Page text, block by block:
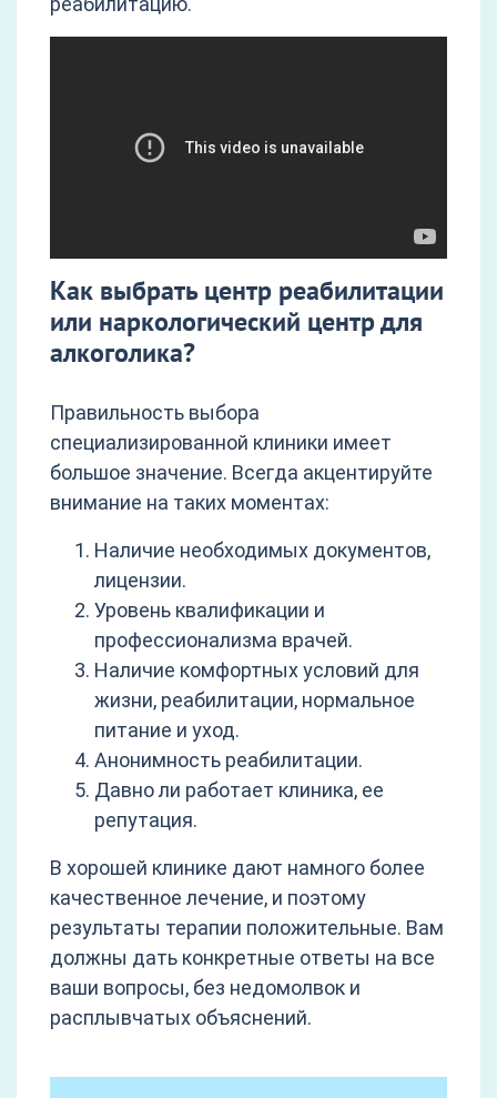
Как выбрать центр реабилитации
или наркологический центр для
алкоголика?
Правильность выбора
специализированной клиники имеет
большое значение. Всегда акцентируйте
внимание на таких моментах:
Наличие необходимых документов,
лицензии.
Уровень квалификации и
профессионализма врачей.
Наличие комфортных условий для
жизни, реабилитации, нормальное
питание и уход.
Анонимность реабилитации.
Давно ли работает клиника, ее
репутация.
В хорошей клинике дают намного более
качественное лечение, и поэтому
результаты терапии положительные. Вам
должны дать конкретные ответы на все
ваши вопросы, без недомолвок и
расплывчатых объяснений.